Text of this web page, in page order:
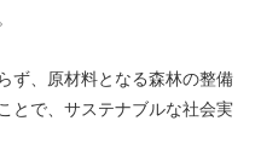
ず、原材料となる森林の整備
とで、サステナブルな社会実